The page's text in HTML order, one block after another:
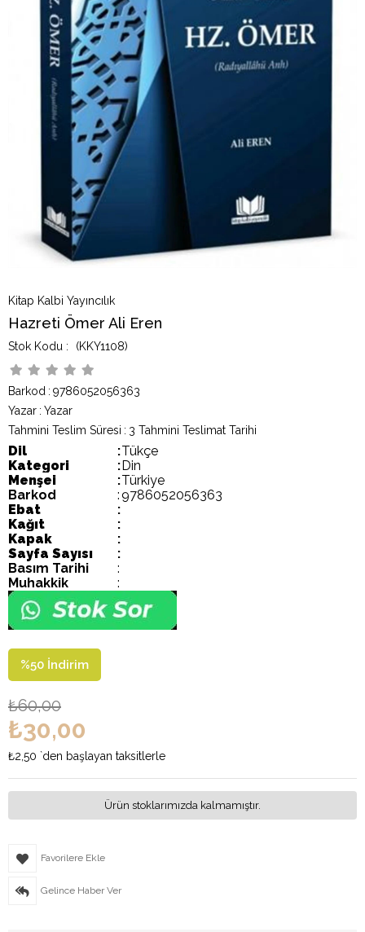
Kitap Kalbi Yayıncılık
Hazreti Ömer Ali Eren
(KKY1108)
Barkod : 9786052056363
Yazar : Yazar
Tahmini Teslim Süresi : 3 Tahmini Teslimat Tarihi
Dil :Tükçe
Kategori
:Din
Menşei
:Türkiye
Barkod
:9786052056363
Ebat
:
Kağıt
:
Kapak
:
Sayfa Sayısı
:
Basım Tarihi
:
Muhakkik
:
%50 İndirim
₺60,00
₺30,00
₺2,50 `den başlayan taksitlerle
Ürün stoklarımızda kalmamıştır.
Favorilere Ekle
Gelince Haber Ver